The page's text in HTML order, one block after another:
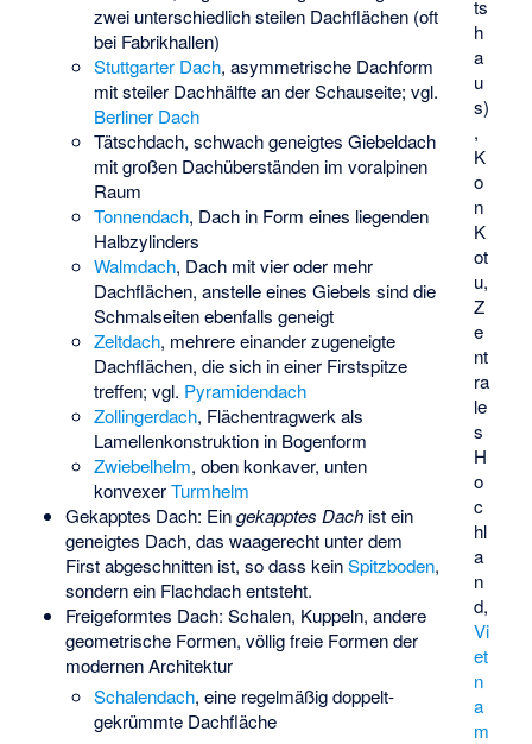
ts
h
a
u
s)
,
K
o
n
K
ot
u,
Z
e
nt
ra
le
s
H
o
c
hl
a
n
d,
Vi
et
n
a
m
zwei unterschiedlich steilen Dachflächen (oft
bei Fabrikhallen)
Stuttgarter Dach, asymmetrische Dachform
mit steiler Dachhälfte an der Schauseite; vgl.
Berliner Dach
Tätschdach, schwach geneigtes Giebeldach
mit großen Dachüberständen im voralpinen
Raum
Tonnendach, Dach in Form eines liegenden
Halbzylinders
Walmdach, Dach mit vier oder mehr
Dachflächen, anstelle eines Giebels sind die
Schmalseiten ebenfalls geneigt
Zeltdach, mehrere einander zugeneigte
Dachflächen, die sich in einer Firstspitze
treffen; vgl. Pyramidendach
Zollingerdach, Flächentragwerk als
Lamellenkonstruktion in Bogenform
Zwiebelhelm, oben konkaver, unten
konvexerTurmhelm
Gekapptes Dach: Eingekapptes Dachist ein
geneigtes Dach, das waagerecht unter dem
First abgeschnitten ist, so dass keinSpitzboden,
sondern ein Flachdach entsteht.
Freigeformtes Dach: Schalen, Kuppeln, andere
geometrische Formen, völlig freie Formen der
modernen Architektur
Schalendach, eine regelmäßig doppelt-
gekrümmte Dachfläche